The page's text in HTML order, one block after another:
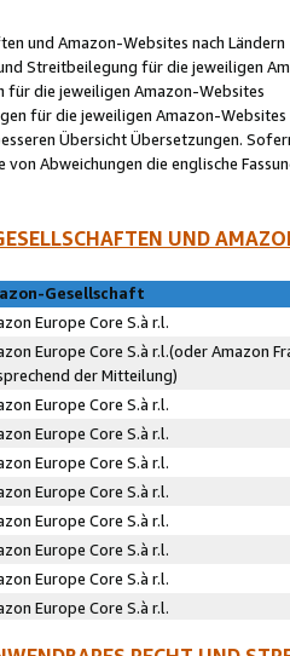
und Amazon-Websites nach Ländern
Streitbeilegung für die jeweiligen
für die jeweiligen Amazon-Websites
für die jeweiligen Amazon-Websites
Übersicht Übersetzungen.
Abweichungen die englische
UND
Gesellschaft
Europe Core S.à r.l.
Europe Core S.à r.l.(oder Amazon
der Mitteilung)
Europe Core S.à r.l.
Europe Core S.à r.l.
Europe Core S.à r.l.
Europe Core S.à r.l.
Europe Core S.à r.l.
Europe Core S.à r.l.
Europe Core S.à r.l.
Europe Core S.à r.l.